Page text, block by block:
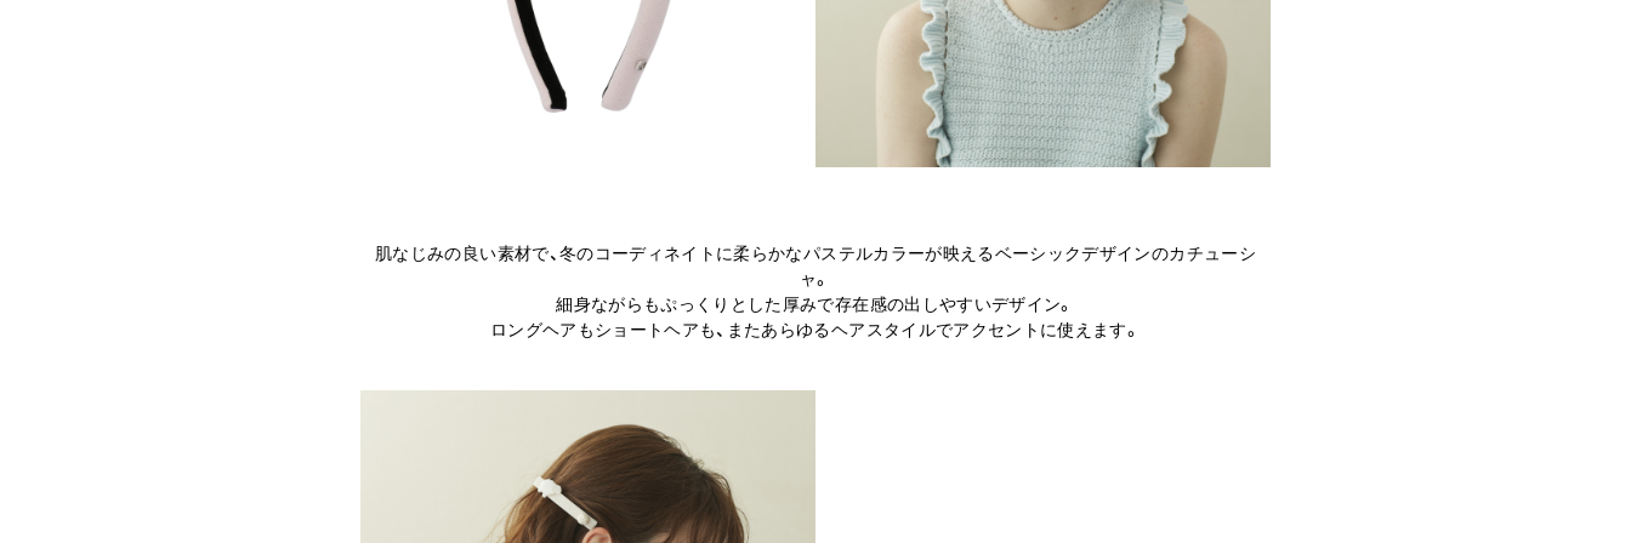
肌なじみの良い素材で、冬のコーディネイトに柔らかなパステルカラーが映えるベーシックデザインのカチューシ
ャ。
細身ながらもぷっくりとした厚みで存在感の出しやすいデザイン。
ロングヘアもショートヘアも、またあらゆるヘアスタイルでアクセントに使えます。